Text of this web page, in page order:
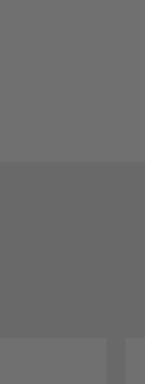
durch